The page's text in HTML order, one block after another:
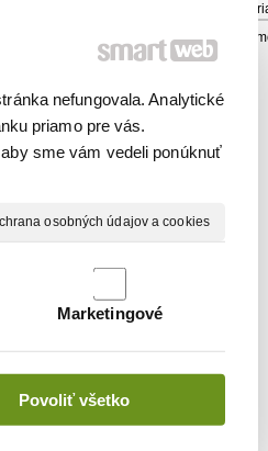
nefungovala. Analytické
priamo pre vás.
sme vám vedeli ponúknuť
osobných údajov a cookies
Marketingové
Povoliť všetko